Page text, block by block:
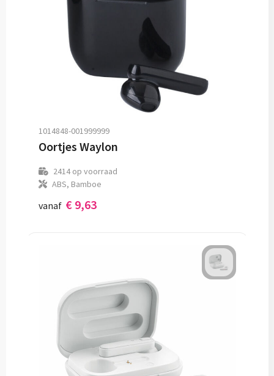
1014848-001999999
Oortjes Waylon
2414op voorraad
ABS, Bamboe
vanaf € 9,63